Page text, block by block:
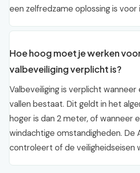
een zelfredzame oplossing is voor
Hoe hoog moet je werken
valbeveiliging verplicht is?
Valbeveiliging is verplicht wanneer
vallen bestaat. Dit geldt in het
hoger is dan 2 meter, of wanneer
windachtige omstandigheden. De
controleert of de veiligheidseisen